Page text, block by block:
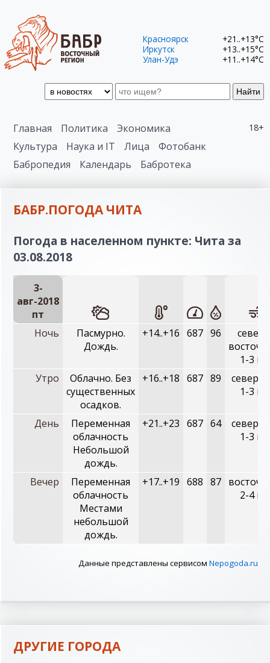
Найти
Красноярск
+21..+13°C
Иркутск
+13..+15°C
Улан-Удэ
+11..+14°C
18+
Главная Политика
Экономика
Культура
Наука и IT Лица
Фотобанк
Бабропедия
Календарь Бабротека
БАБР.ПОГОДА ЧИТА
Погода в населенном пункте: Чита за
03.08.2018
3-
авг-2018
пт
Ночь
Пасмурно.
Дождь.
+14..+16 687 96
1-3 м/
Утро
Облачно. Без
существенных
осадков.
+16..+18 687 89
1-3 м/
День
Переменная
облачность
Небольшой
дождь.
+21..+23 687 64
1-3 м/
Вечер
Переменная
облачность
Местами
небольшой
дождь.
+17..+19 688 87
2-4 м/
Данные представлены сервисом Nepogoda.ru
ДРУГИЕ ГОРОДА